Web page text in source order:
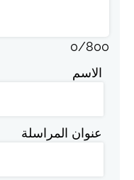
0/800
الاسم
عنوان المراسلة